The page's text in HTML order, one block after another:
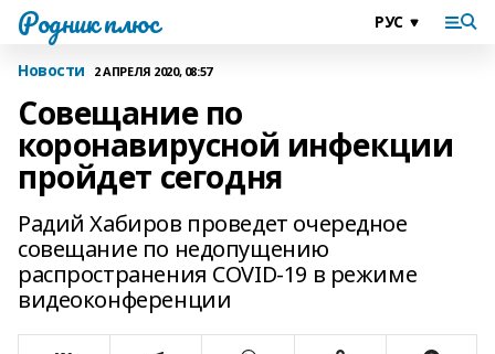
Родник плюс
Новости 2 АПРЕЛЯ 2020, 08:57
Совещание по
коронавирусной инфекции
пройдет сегодня
Радий Хабиров проведет очередное
совещание по недопущению
распространения COVID-19 в режиме
видеоконференции